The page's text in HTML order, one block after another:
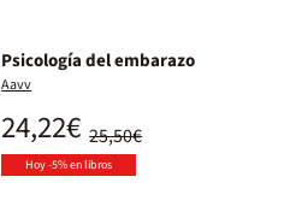
Psicología del embarazo
Aavv
25,50€
24,22€
Hoy -5% en libros